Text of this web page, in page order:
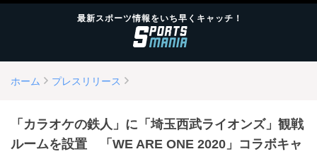
最新スポーツ情報をいち早くキャッチ！
ホーム プレスリリース
「カラオケの鉄人」に「埼玉西武ライオンズ」観戦
ルームを設置 「WE ARE ONE 2020」コラボキャ